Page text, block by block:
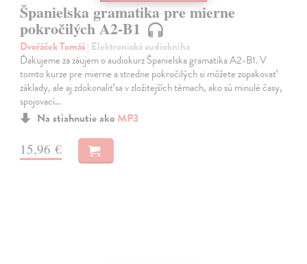
Španielska gramatika pre mierne
pokročilých A2-B1
Dvořáček Tomáš| Elektronická audiokniha
Ďakujeme za záujem o audiokurz Španielska gramatika A2-B1. V
tomto kurze pre mierne a stredne pokročilých si môžete zopakovať
základy, ale aj zdokonaliť sa v zložitejších témach, ako sú minulé časy,
spojovací…
Na stiahnutie ako MP3
15,96 €